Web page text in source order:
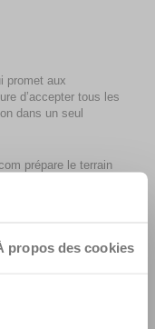
propos des cookies
promet aux
d’accepter tous les
dans un seul
prépare le terrain
avec son